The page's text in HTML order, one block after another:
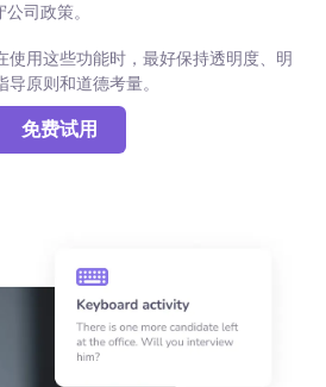
司政策。
使用这些功能时，最好保持透明度、明
导原则和道德考量。
免费试用